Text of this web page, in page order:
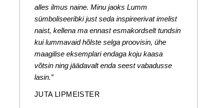
alles ilmus naine. Minu jaoks Lumm
sümboliseeribki just seda inspireerivat imelist
naist, kellena ma ennast esmakordselt tundsin
kui lummavaid hõlste selga proovisin, ühe
maagilise eksemplari endaga koju kaasa
võtsin ning jäädavalt enda seest vabadusse
lasin.”
JUTA LIPMEISTER